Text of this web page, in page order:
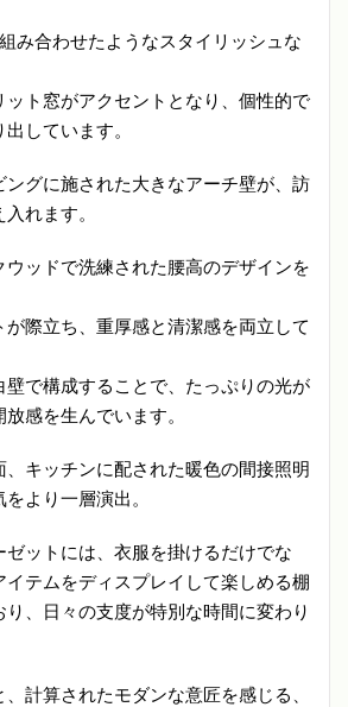
み合わせたようなスタイリッシュな
ット窓がアクセントとなり、個性的で
しています。
ングに施された大きなアーチ壁が、訪
れます。
ウッドで洗練された腰高のデザインを
が際立ち、重厚感と清潔感を両立して
壁で構成することで、たっぷりの光が
感を生んでいます。
、キッチンに配された暖色の間接照明
より一層演出。
ゼットには、衣服を掛けるだけでな
イテムをディスプレイして楽しめる棚
り、日々の支度が特別な時間に変わり
計算されたモダンな意匠を感じる、